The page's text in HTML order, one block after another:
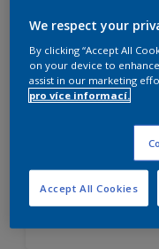
Dulux Trade
K dispozici
We respect your
By clicking “Accept All
on your device to
assist in our marketing
pro více informací.
Accept All Cookies